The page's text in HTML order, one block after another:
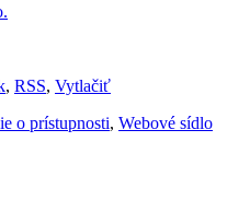
, RSS, Vytlačiť
o prístupnosti, Webové sídlo